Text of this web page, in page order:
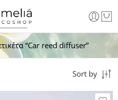
“Car reed diffuser”
Sort by